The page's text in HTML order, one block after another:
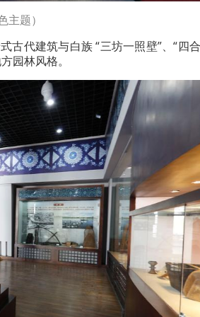
题）
古代建筑与白族 “三坊一照壁”、“四合
园林风格。